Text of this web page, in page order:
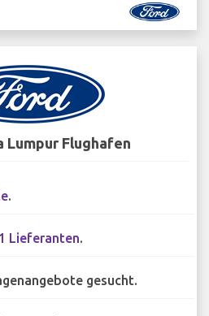
Lumpur Flughafen
.
1 Lieferanten.
gesucht.